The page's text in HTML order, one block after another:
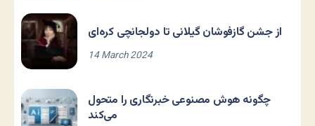
از جشن گازفوشان گیلانی تا دولجانچی کره‌ای
14 March 2024
چگونه هوش مصنوعی خبرنگاری را متحول
می‌کند